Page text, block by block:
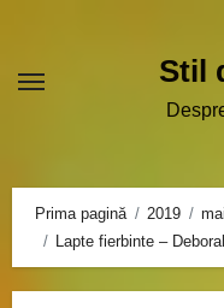
conținut
Stil
Prima pagină 2019
mai
Lapte fierbinte –